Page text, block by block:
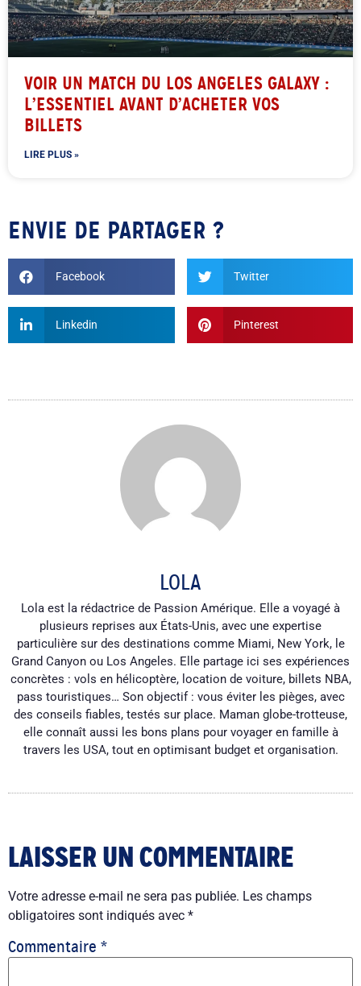
VOIR UN MATCH DU LOS ANGELES GALAXY :
L’ESSENTIEL AVANT D’ACHETER VOS
BILLETS
LIRE PLUS »
ENVIE DE PARTAGER ?
Facebook Twitter
Linkedin Pinterest
LOLA
Lola est la rédactrice de Passion Amérique. Elle a voyagé à
plusieurs reprises aux États-Unis, avec une expertise
particulière sur des destinations comme Miami, New York, le
Grand Canyon ou Los Angeles. Elle partage ici ses expériences
concrètes : vols en hélicoptère, location de voiture, billets NBA,
pass touristiques… Son objectif : vous éviter les pièges, avec
des conseils fiables, testés sur place. Maman globe-trotteuse,
elle connaît aussi les bons plans pour voyager en famille à
travers les USA, tout en optimisant budget et organisation.
LAISSER UN COMMENTAIRE
Votre adresse e-mail ne sera pas publiée. Les champs
obligatoires sont indiqués avec *
Commentaire *